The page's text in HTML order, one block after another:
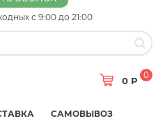
с 9:00 до 21:00
0 Р
0
САМОВЫВОЗ